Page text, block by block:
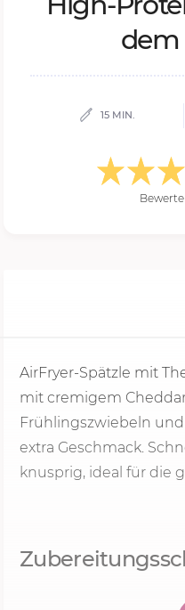
dem
15 MIN.
AirFryer-Spätzle mit
mit cremigem
Frühlingszwiebeln
extra Geschmack.
knusprig, ideal für die